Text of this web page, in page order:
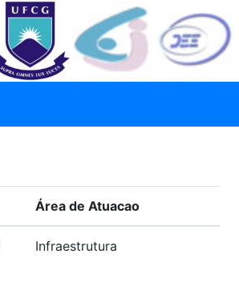
Área de Atuacao
Infraestrutura